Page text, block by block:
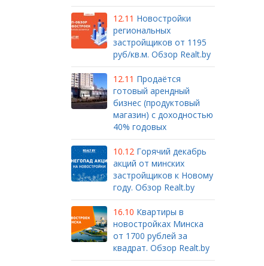
12.11 Новостройки
региональных
застройщиков от 1195
руб/кв.м. Обзор Realt.by
12.11 Продаётся
готовый арендный
бизнес (продуктовый
магазин) с доходностью
40% годовых
10.12 Горячий декабрь
акций от минских
застройщиков к Новому
году. Обзор Realt.by
16.10 Квартиры в
новостройках Минска
от 1700 рублей за
квадрат. Обзор Realt.by